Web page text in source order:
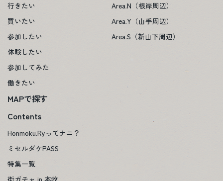
行きたい
買いたい
参加したい
体験したい
参加してみた
働きたい
Area.N（根岸周辺）
Area.Y（山手周辺）
Area.S（新山下周辺）
MAPで探す
Contents
Honmoku.Ryってナニ？
ミセルダケPASS
特集一覧